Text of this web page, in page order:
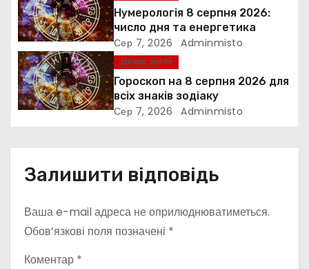
п
и
с
і
Нумерологія 8 серпня 2026:
число дня та енергетика
Сер 7, 2026 Adminmisto
ЦІКАВО ЗНАТИ
Гороскоп на 8 серпня 2026 для
всіх знаків зодіаку
Сер 7, 2026 Adminmisto
Залишити відповідь
Ваша e-mail адреса не оприлюднюватиметься.
Обов’язкові поля позначені *
Коментар *